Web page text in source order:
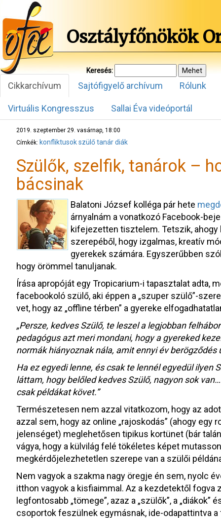
Osztályfőnökök
Keresés:
Cikkarchívum Sajtófigyelő archívum Rólunk
Virtuális Kongresszus Sallai Éva videóportál
2019. szeptember 29. vasárnap, 18:00
Címkék: konfliktusokszülőtanárdiák
Szülők, szelfik, tanárok –
bácsinak
Balatoni József kolléga pár hete
árnyalnám a vonatkozó Facebook-
kifejezetten tisztelem. Tetszik, ahogy
szerepéből, hogy izgalmas, kreatív
gyerekek számára. Egyszerűbben
hogy örömmel tanuljanak.
Írása apropóját egy Tropicarium-i tapasztalat adta,
facebookoló szülő, aki éppen a „szuper szülő”-
vet, hogy az „offline térben” a gyereke
„Persze, kedves Szülő, te leszel a legjobban
pedagógus azt meri mondani, hogy a gyereked
normák hiányoznak nála, amit ennyi év
Ha ez egyedi lenne, és csak te lennél egyedül ilyen
láttam, hogy belőled kedves Szülő, nagyon sok
csak példákat követ.”
Természetesen nem azzal vitatkozom, hogy az
azzal sem, hogy az online „rajoskodás” (ahogy
jelenséget) meglehetősen tipikus kortünet (bár
vágya, hogy a külvilág felé tökéletes képet
megkérdőjelezhetetlen szerepe van a szülői
Nem vagyok a szakma nagy öregje én sem, nyolc
itthon vagyok a kisfiaimmal. Az a kezdetektől fogva
legfontosabb „tömege”, azaz a „szülők”, a
csoportok feszülnek egymásnak, ide-odapattintva